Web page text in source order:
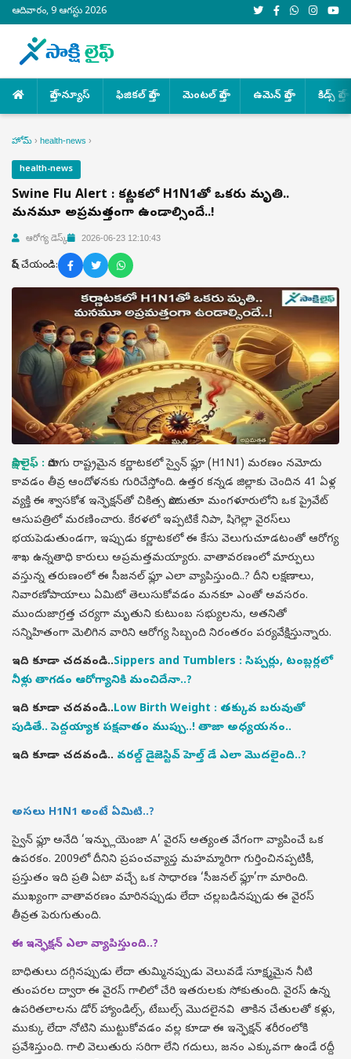
ఆదివారం, 9 ఆగస్టు 2026
హెల్త్ న్యూస్ ఫిజికల్ హెల్త్ మెంటల్ హెల్త్ ఉమెన్ హెల్త్ కిడ్స్ హెల్త్
హోమ్ › health-news ›
health-news
Swine Flu Alert : కర్ణాటకలో H1N1తో ఒకరు మృతి..
మనమూ అప్రమత్తంగా ఉండాల్సిందే..!
ఆరోగ్య డెస్క్ 2026-06-23 12:10:43
షేర్ చేయండి:
సాక్షి లైఫ్ : పొరుగు రాష్ట్రమైన కర్ణాటకలో స్వైన్ ఫ్లూ (H1N1) మరణం నమోదు
కావడం తీవ్ర ఆందోళనకు గురిచేస్తోంది. ఉత్తర కన్నడ జిల్లాకు చెందిన 41 ఏళ్ల
వ్యక్తి ఈ శ్వాసకోశ ఇన్ఫెక్షన్‌తో చికిత్స పొందుతూ మంగళూరులోని ఒక ప్రైవేట్
ఆసుపత్రిలో మరణించారు. కేరళలో ఇప్పటికే నిపా, షిగెల్లా వైరస్‌లు
భయపెడుతుండగా, ఇప్పుడు కర్ణాటకలో ఈ కేసు వెలుగుచూడటంతో ఆరోగ్య
శాఖ ఉన్నతాధి కారులు అప్రమత్తమయ్యారు. వాతావరణంలో మార్పులు
వస్తున్న తరుణంలో ఈ సీజనల్ ఫ్లూ ఎలా వ్యాపిస్తుంది..? దీని లక్షణాలు,
నివారణోపాయాలు ఏమిటో తెలుసుకోవడం మనకూ ఎంతో అవసరం.
ముందుజాగ్రత్త చర్యగా మృతుని కుటుంబ సభ్యులను, అతనితో
సన్నిహితంగా మెలిగిన వారిని ఆరోగ్య సిబ్బంది నిరంతరం పర్యవేక్షిస్తున్నారు.
ఇది కూడా చదవండి..Sippers and Tumblers : సిప్పర్లు, టంబ్లర్లలో
నీళ్లు తాగడం ఆరోగ్యానికి మంచిదేనా..?
ఇది కూడా చదవండి..Low Birth Weight : తక్కువ బరువుతో
పుడితే.. పెద్దయ్యాక పక్షవాతం ముప్పు..! తాజా అధ్యయనం..
ఇది కూడా చదవండి.. వరల్డ్ డైజెస్టివ్ హెల్త్ డే ఎలా మొదలైంది..?
అసలు H1N1 అంటే ఏమిటి..?
స్వైన్ ఫ్లూ అనేది ‘ఇన్ఫ్లుయెంజా A’ వైరస్ అత్యంత వేగంగా వ్యాపించే ఒక
ఉపరకం. 2009లో దీనిని ప్రపంచవ్యాప్త మహమ్మారిగా గుర్తించినప్పటికీ,
ప్రస్తుతం ఇది ప్రతి ఏటా వచ్చే ఒక సాధారణ ‘సీజనల్ ఫ్లూ’గా మారింది.
ముఖ్యంగా వాతావరణం మారినప్పుడు లేదా చల్లబడినప్పుడు ఈ వైరస్
తీవ్రత పెరుగుతుంది.
ఈ ఇన్ఫెక్షన్ ఎలా వ్యాపిస్తుంది..?
బాధితులు దగ్గినప్పుడు లేదా తుమ్మినప్పుడు వెలువడే సూక్ష్మమైన నీటి
తుంపరల ద్వారా ఈ వైరస్ గాలిలో చేరి ఇతరులకు సోకుతుంది. వైరస్ ఉన్న
ఉపరితలాలను డోర్ హ్యాండిల్స్, టేబుల్స్ మొదలైనవి తాకిన చేతులతో కళ్లు,
ముక్కు లేదా నోటిని ముట్టుకోవడం వల్ల కూడా ఈ ఇన్ఫెక్షన్ శరీరంలోకి
ప్రవేశిస్తుంది. గాలి వెలుతురు సరిగా లేని గదులు, జనం ఎక్కువగా ఉండే రద్దీ